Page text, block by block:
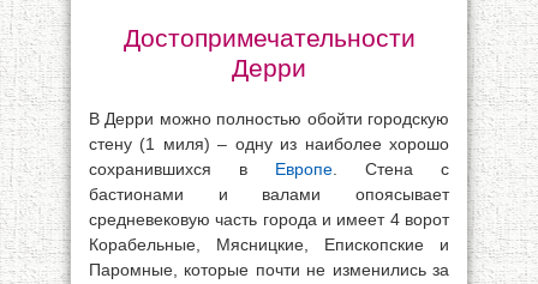
Достопримечательности
Дерри
В Дерри можно полностью обойти городскую
стену (1 миля) – одну из наиболее хорошо
сохранившихся в Европе. Стена с
бастионами и валами опоясывает
средневековую часть города и имеет 4 ворот
Корабельные, Мясницкие, Епископские и
Паромные, которые почти не изменились за